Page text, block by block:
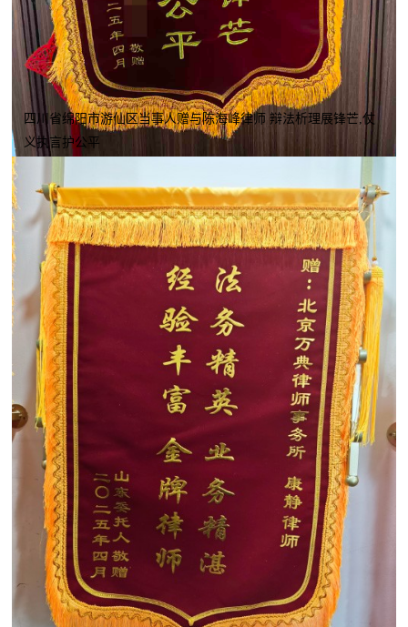
四川省绵阳市游仙区当事人赠与陈海峰律师 辩法析理展锋芒,仗
义执言护公平